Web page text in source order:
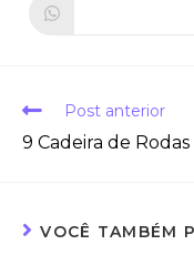
Post anterior
9 Cadeira de
VOCÊ TAMBÉM